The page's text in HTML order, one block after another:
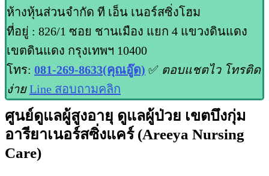
ห้างหุ้นส่วนจำกัด ที เอ็น เนอร์สซิ่งโฮม
ที่อยู่ : 826/1 ซอย ชานเมือง แยก 4 แขวงดินแดง
เขตดินแดง กรุงเทพฯ 10400
โทร: 081-269-8633(คุณอู๊ด) ✅ ตอบแชตไว โทรติด
ง่าย Line สอบถามคลิก
ศูนย์ดูแลผู้สูงอายุ ดูแลผู้ป่วย เขตบึงกุ่ม
อารียาเนอร์สซิ่งแคร์ (Areeya Nursing
Care)